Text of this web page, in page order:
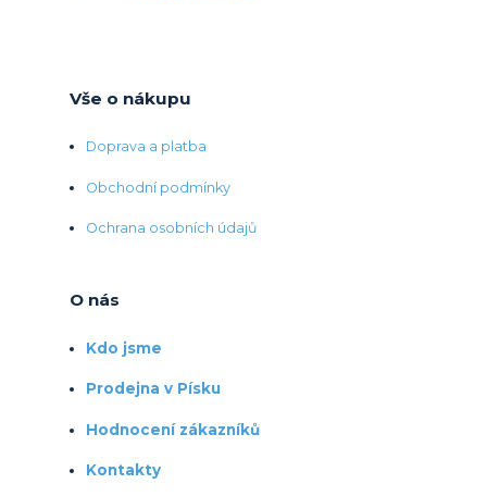
Vše o nákupu
Doprava a platba
Obchodní podmínky
Ochrana osobních údajů
O nás
Kdo jsme
Prodejna v Písku
Hodnocení zákazníků
Kontakty